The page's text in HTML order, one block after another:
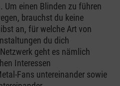
Um einen Blinden zu führen
brauchst du keine
an, für welche Art von
du dich
geht es nämlich
Interessen
Fans untereinander sowie